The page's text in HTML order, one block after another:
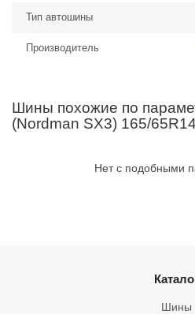
Тип автошины
Производитель
Шины похожие по
(Nordman SX3) 165/
Нет с подобными
Шины